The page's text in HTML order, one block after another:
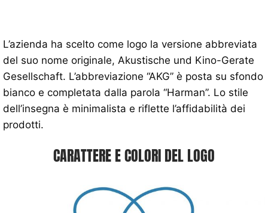
L’azienda ha scelto come logo la versione abbreviata
del suo nome originale, Akustische und Kino-Gerate
Gesellschaft. L’abbreviazione “AKG” è posta su sfondo
bianco e completata dalla parola “Harman”. Lo stile
dell’insegna è minimalista e riflette l’affidabilità dei
prodotti.
CARATTERE E COLORI DEL LOGO